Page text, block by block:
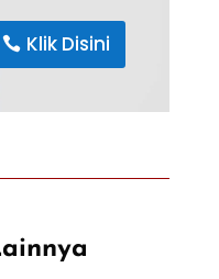
Klik Disini